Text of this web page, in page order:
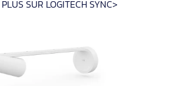
SUR LOGITECH SYNC>